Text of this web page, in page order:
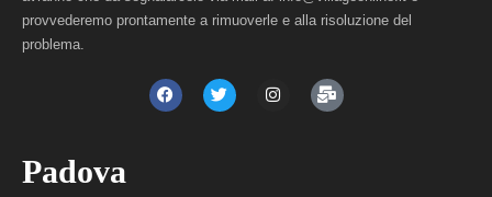
provvederemo prontamente a rimuoverle e alla risoluzione del
problema.
Padova